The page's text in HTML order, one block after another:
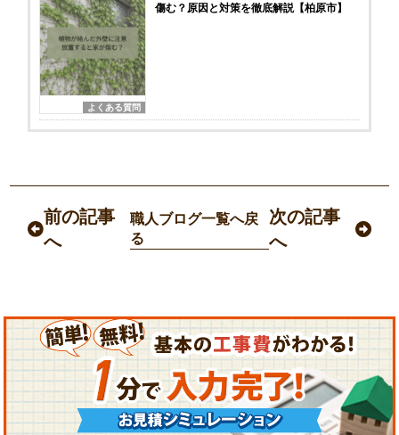
よくある質問
傷む？原因と対策を徹底解説【柏原市】
前の記事
へ
職人ブログ一覧へ戻
る
次の記事
へ